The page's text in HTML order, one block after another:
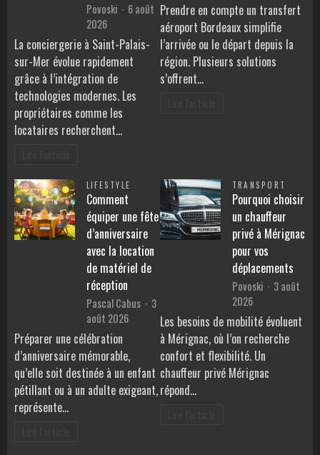
Povoski
6 août
2026
La conciergerie à Saint-Palais-
sur-Mer évolue rapidement
grâce à l’intégration de
technologies modernes. Les
propriétaires comme les
locataires recherchent…
Prendre en compte un transfert
aéroport Bordeaux simplifie
l’arrivée ou le départ depuis la
région. Plusieurs solutions
s’offrent…
LIFESTYLE
Comment
équiper une fête
d’anniversaire
avec la location
de matériel de
réception
Pascal Cabus
3
août 2026
Préparer une célébration
d’anniversaire mémorable,
qu’elle soit destinée à un enfant
pétillant ou à un adulte exigeant,
représente…
TRANSPORT
Pourquoi choisir
un chauffeur
privé à Mérignac
pour vos
déplacements
Povoski
3 août
2026
Les besoins de mobilité évoluent
à Mérignac, où l’on recherche
confort et flexibilité. Un
chauffeur privé Mérignac
répond…